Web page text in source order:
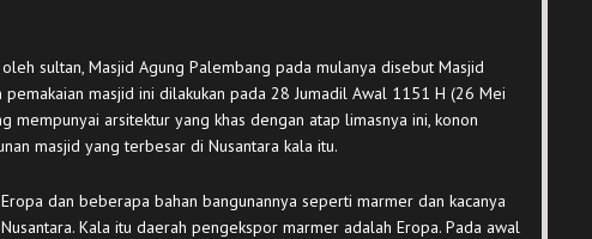
sultan, Masjid Agung Palembang pada mulanya disebut Masjid
pemakaian masjid ini dilakukan pada 28 Jumadil Awal 1151 H (26 Mei
mempunyai arsitektur yang khas dengan atap limasnya ini, konon
masjid yang terbesar di Nusantara kala itu.
dan beberapa bahan bangunannya seperti marmer dan kacanya
Kala itu daerah pengekspor marmer adalah Eropa. Pada awal